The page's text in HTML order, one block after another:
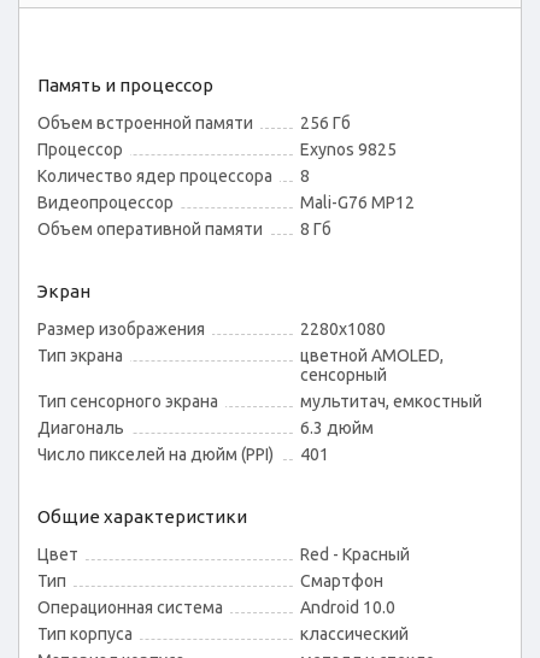
Память и процессор
Объем встроенной памяти
256 Гб
Процессор
Exynos 9825
Количество ядер процессора
8
Видеопроцессор
Mali-G76 MP12
Объем оперативной памяти
8 Гб
Экран
Размер изображения
2280x1080
Тип экрана
цветной AMOLED,
сенсорный
Тип сенсорного экрана
мультитач, емкостный
Диагональ
6.3 дюйм
Число пикселей на дюйм (PPI)
401
Общие характеристики
Цвет
Red - Красный
Тип
Смартфон
Операционная система
Android 10.0
Тип корпуса
классический